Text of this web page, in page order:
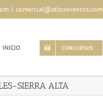
| comercial@atloseventos.com
INICIO CONCURSOS
SIERRA ALTA